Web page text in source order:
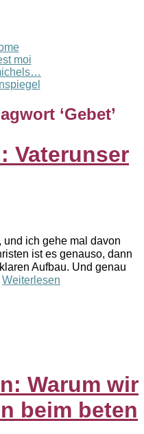
moi
‘Gebet’
Vaterunser
ich gehe mal davon
ist es genauso, dann
Aufbau. Und genau
Weiterlesen
Warum wir
beim beten